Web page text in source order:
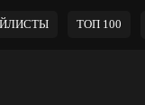
ТОП 100